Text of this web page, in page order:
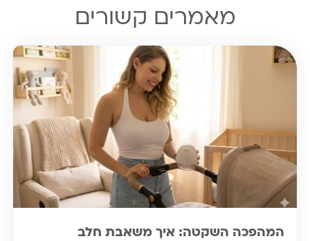
מאמרים קשורים
המהפכה השקטה: איך משאבת חלב